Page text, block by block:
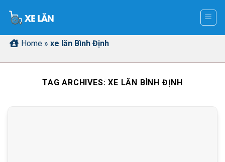
Home » xe lăn Bình Định
TAG ARCHIVES:XE LĂN BÌNH ĐỊNH